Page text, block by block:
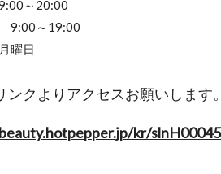
～20:00
9:00～19:00
曜日
ンクよりアクセスお願いします。
kr/